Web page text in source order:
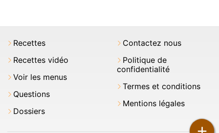
Recettes
Recettes vidéo
Voir les menus
Questions
Dossiers
Contactez nous
Politique de
confidentialité
Termes et conditions
Mentions légales